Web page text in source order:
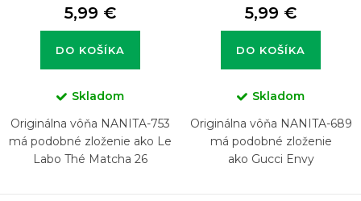
5,99 €
DO KOŠÍKA
Skladom
Originálna vôňa NANITA-753
má podobné zloženie ako Le
Labo Thé Matcha 26
5,99 €
DO KOŠÍKA
Skladom
Originálna vôňa NANITA-689
má podobné zloženie
ako Gucci Envy